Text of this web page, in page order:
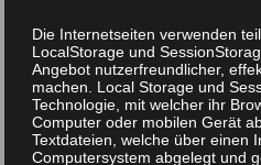
Labors voller Versuchstiere
Fortschritt!
Wenn man, dies
Perspektive einnnimmt,
einen vernünftigen
Konsequenzmaßstab gibt:
Die Internetseiten verwenden
LocalStorage und
Angebot nutzerfreundlicher,
machen. Local Storage und
Technologie, mit welcher ihr
Computer oder mobilen Gerät
Textdateien, welche über einen
Computersystem abgelegt und